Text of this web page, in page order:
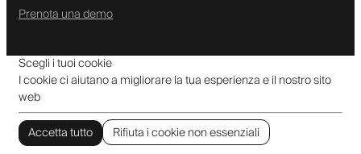
Prenota una demo
Scegli i tuoi cookie
I cookie ci aiutano a migliorare la tua esperienza e il nostro sito
web
Accetta tutto
Rifiuta i cookie non essenziali